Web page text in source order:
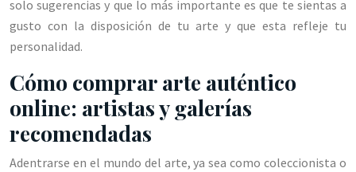
solo sugerencias y que lo más importante es que te sientas a
gusto con la disposición de tu arte y que esta refleje tu
personalidad.
Cómo comprar arte auténtico
online: artistas y galerías
recomendadas
Adentrarse en el mundo del arte, ya sea como coleccionista o